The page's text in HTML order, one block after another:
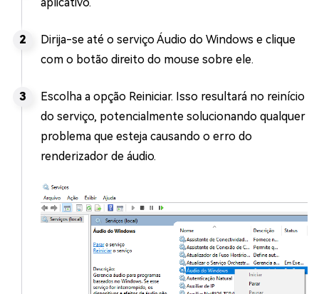
Dirija-se até o serviço Áudio do Windows e clique
com o botão direito do mouse sobre ele.
Escolha a opção Reiniciar. Isso resultará no reinício
do serviço, potencialmente solucionando qualquer
problema que esteja causando o erro do
renderizador de áudio.